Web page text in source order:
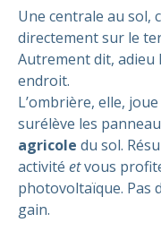
Une centrale au sol,
directement sur le
Autrement dit, adieu
endroit.
L’ombrière, elle,
surélève les
agricole du sol.
activité etvous
photovoltaïque. Pas
gain.